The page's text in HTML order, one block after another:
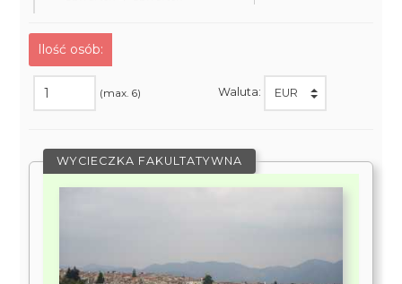
Ilość osób:
(max. 6) Waluta:
WYCIECZKA FAKULTATYWNA